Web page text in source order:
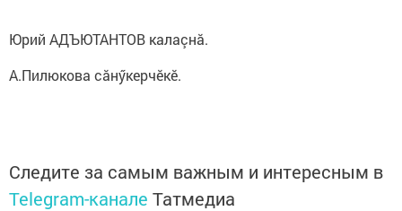
Юрий АДЪЮТАНТОВ калаçнă.
А.Пилюкова сăнӳкерчӗкӗ.
Следите за самым важным и интересным в
Telegram-канале Татмедиа